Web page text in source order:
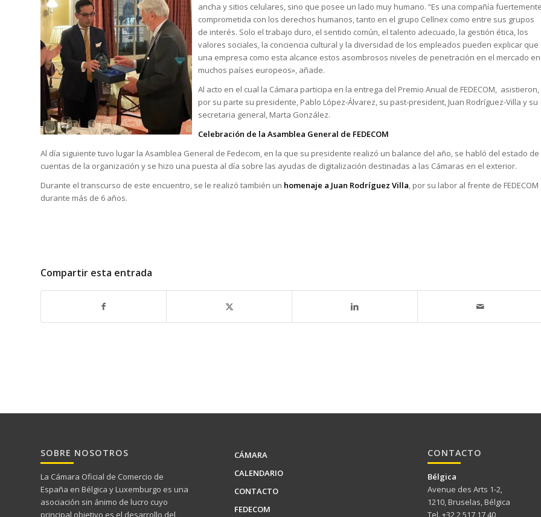
ancha y sitios celulares, sino que posee un lado muy humano. “Es una compañía
comprometida con los derechos humanos, tanto en el grupo Cellnex como entre sus grupos
de interés. Solo el trabajo duro, el sentido común, el talento adecuado, la gestión ética, los
valores sociales, la conciencia cultural y la diversidad de los empleados pueden explicar que
una empresa como esta alcance estos asombrosos niveles de penetración en el mercado en
muchos países europeos», añade.
Al acto en el cual la Cámara participa en la entrega del Premio Anual de FEDECOM, asistieron,
por su parte su presidente, Pablo López-Álvarez, su past-president, Juan Rodríguez-Villa y su
secretaria general, Marta González.
Celebración de la Asamblea General de FEDECOM
Al día siguiente tuvo lugar la Asamblea General de Fedecom, en la que su presidente realizó un balance del año, se habló del estado de
cuentas de la organización y se hizo una puesta al día sobre las ayudas de digitalización destinadas a las Cámaras en el exterior.
Durante el transcurso de este encuentro, se le realizó también un homenaje a Juan Rodríguez Villa, por su labor al frente de FEDECOM
durante más de 6 años.
Compartir esta entrada
SOBRE NOSOTROS
La Cámara Oficial de Comercio de
España en Bélgica y Luxemburgo es una
asociación sin ánimo de lucro cuyo
principal objetivo es el desarrollo del
CÁMARA
CALENDARIO
CONTACTO
FEDECOM
CONTACTO
Bélgica
Avenue des Arts 1-2,
1210, Bruselas, Bélgica
Tel. +32 2 517 17 40